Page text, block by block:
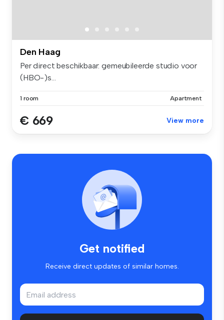
Den Haag
Per direct beschikbaar: gemeubileerde studio voor
(HBO-)s...
1 room Apartment
€ 669 View more
Get notified
Receive direct updates of similar homes.